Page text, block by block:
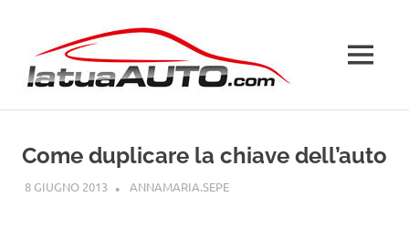
contenuto
MENU
Come duplicare la chiave dell’auto
8 GIUGNO 2013 ANNAMARIA.SEPEGUIDE